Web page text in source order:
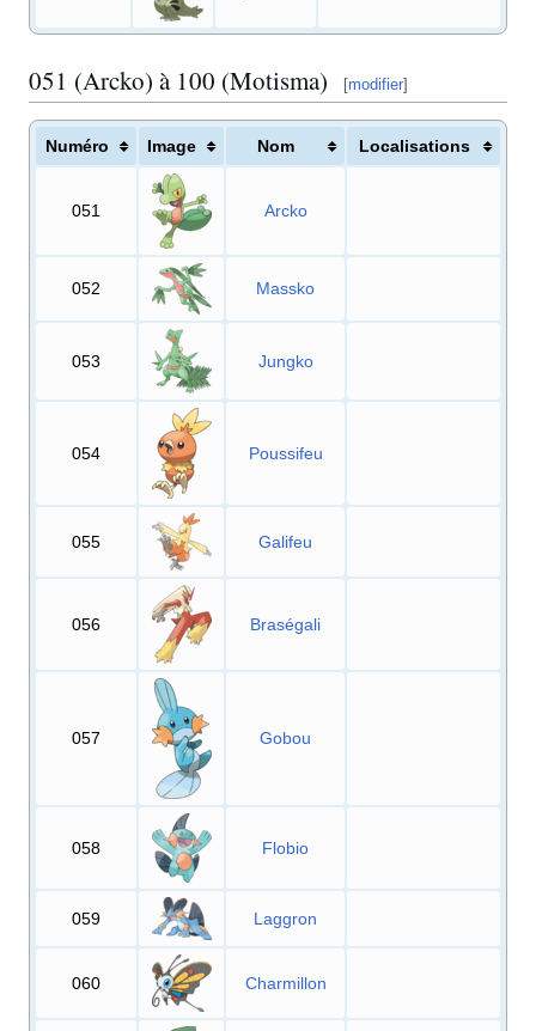
051 (Arcko) à 100 (Motisma) [modifier]
Numéro Image Nom Localisations
051 Arcko
052 Massko
053 Jungko
054 Poussifeu
055 Galifeu
056 Braségali
057 Gobou
058 Flobio
059 Laggron
060 Charmillon